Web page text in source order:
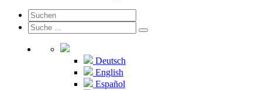
Deutsch
English
Español